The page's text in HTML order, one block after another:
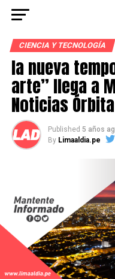
CIENCIA Y TECNOLOGÍA
la nueva
arte” llega a
Noticias Órbita
Published 5 años
By Limaaldia.pe